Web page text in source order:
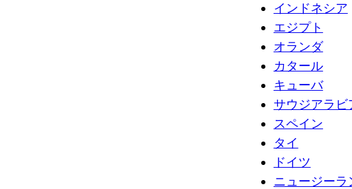
インドネシア
エジプト
オランダ
カタール
キューバ
サウジアラビ
スペイン
タイ
ドイツ
ニュージーラ